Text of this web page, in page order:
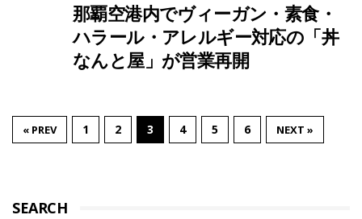
那覇空港内でヴィーガン・素食・
ハラール・アレルギー対応の「丼
なんと屋」が営業再開
« PREV 1 2 3 4 5 6 NEXT »
SEARCH